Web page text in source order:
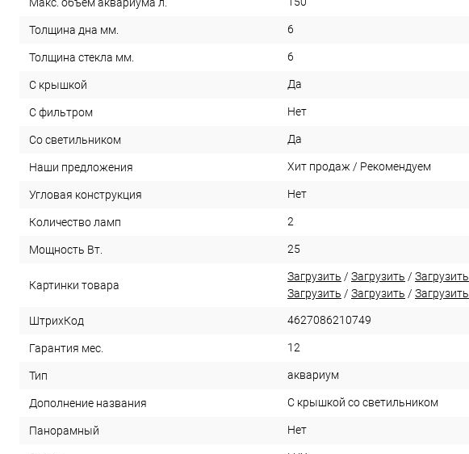
Толщина дна мм. 6
Толщина стекла мм. 6
С крышкой Да
С фильтром Нет
Со светильником Да
Наши предложения Хит продаж / Рекомендуем
Угловая конструкция Нет
Количество ламп 2
Мощность Вт. 25
Картинки товара
Загрузить / Загрузить / Загрузить
Загрузить / Загрузить / Загрузить
ШтрихКод 4627086210749
Гарантия мес. 12
Тип аквариум
Дополнение названия С крышкой со светильником
Панорамный Нет